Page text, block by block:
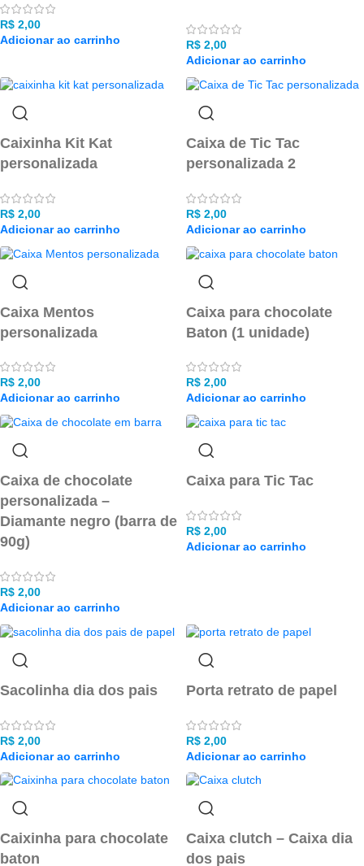
R$ 2,00
Adicionar ao carrinho
R$ 2,00
Adicionar ao carrinho
Caixinha Kit Kat
personalizada
R$ 2,00
Adicionar ao carrinho
Caixa de Tic Tac
personalizada 2
R$ 2,00
Adicionar ao carrinho
Caixa Mentos
personalizada
R$ 2,00
Adicionar ao carrinho
Caixa para chocolate
Baton (1 unidade)
R$ 2,00
Adicionar ao carrinho
Caixa de chocolate
personalizada –
Diamante negro (barra de
90g)
R$ 2,00
Adicionar ao carrinho
Caixa para Tic Tac
R$ 2,00
Adicionar ao carrinho
Sacolinha dia dos pais
R$ 2,00
Adicionar ao carrinho
Porta retrato de papel
R$ 2,00
Adicionar ao carrinho
Caixinha para chocolate
baton
Caixa clutch – Caixa dia
dos pais